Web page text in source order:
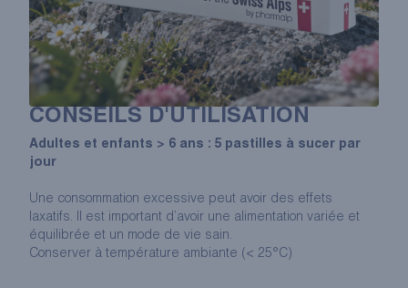
CONSEILS D'UTILISATION
Adultes et enfants > 6 ans : 5 pastilles à sucer par
jour
Une consommation excessive peut avoir des effets
laxatifs. Il est important d’avoir une alimentation variée et
équilibrée et un mode de vie sain.
Conserver à température ambiante (< 25°C)